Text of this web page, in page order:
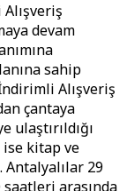
devam
sahip
Alışveriş
çantaya
kitap ve
Antalyalılar 29
arasında